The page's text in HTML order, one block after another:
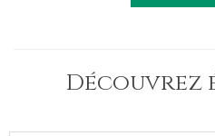
Découvrez